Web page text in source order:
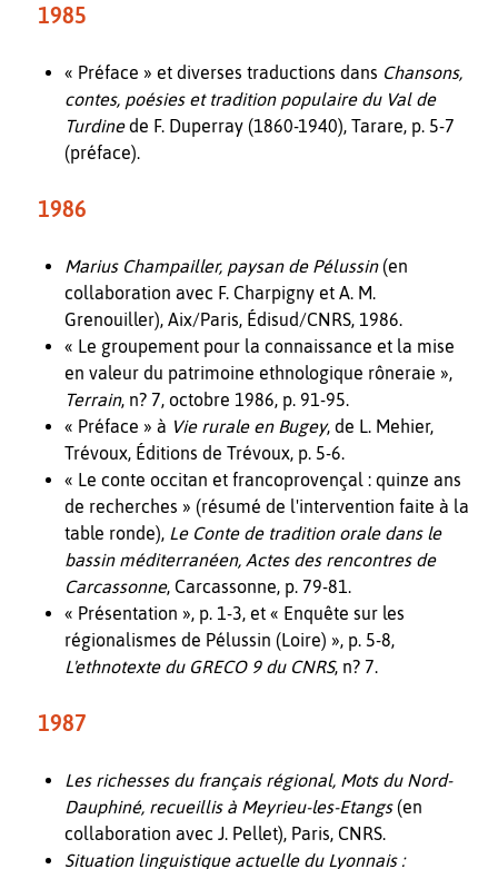
1985
« Préface » et diverses traductions dans Chansons,
contes, poésies et tradition populaire du Val de
Turdinede F. Duperray (1860-1940), Tarare, p. 5-7
(préface).
1986
Marius Champailler, paysan de Pélussin(en
collaboration avec F. Charpigny et A. M.
Grenouiller), Aix/Paris, Édisud/CNRS, 1986.
« Le groupement pour la connaissance et la mise
en valeur du patrimoine ethnologique rôneraie »,
Terrain, n? 7, octobre 1986, p. 91-95.
« Préface » à Vie rurale en Bugey, de L. Mehier,
Trévoux, Éditions de Trévoux, p. 5-6.
« Le conte occitan et francoprovençal : quinze ans
de recherches » (résumé de l'intervention faite à la
table ronde), Le Conte de tradition orale dans le
bassin méditerranéen, Actes des rencontres de
Carcassonne, Carcassonne, p. 79-81.
« Présentation », p. 1-3, et « Enquête sur les
régionalismes de Pélussin (Loire) », p. 5-8,
L'ethnotexte du GRECO 9 du CNRS, n? 7.
1987
Les richesses du français régional, Mots du Nord-
Dauphiné, recueillis à Meyrieu-les-Etangs(en
collaboration avec J. Pellet), Paris, CNRS.
Situation linguistique actuelle du Lyonnais :